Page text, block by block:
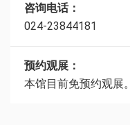
咨询电话：
024-23844181
预约观展：
本馆目前免预约观展。